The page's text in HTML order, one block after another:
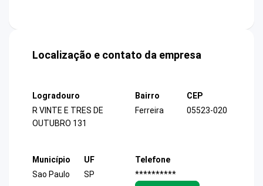
Localização e contato da empresa
Logradouro
R VINTE E TRES DE
OUTUBRO 131
Bairro
Ferreira
CEP
05523-020
Município
Sao Paulo
UF
SP
Telefone
**********